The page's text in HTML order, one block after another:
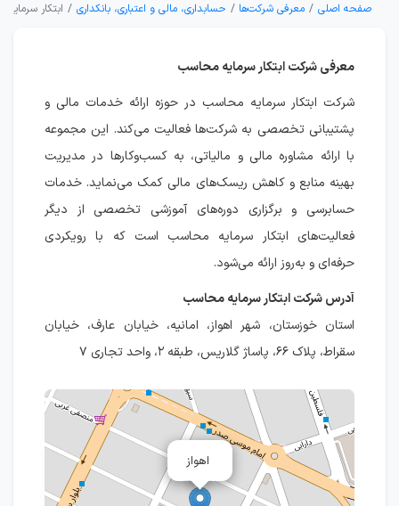
صفحه اصلی معرفی شرکت‌ها حسابداری، مالی و اعتباری، بانکداری ابتکار
معرفی شرکت ابتکار سرمایه محاسب
شرکت ابتکار سرمایه محاسب در حوزه ارائه خدمات مالی و
پشتیبانی تخصصی به شرکت‌ها فعالیت می‌کند. این مجموعه
با ارائه مشاوره مالی و مالیاتی، به کسب‌وکارها در مدیریت
بهینه منابع و کاهش ریسک‌های مالی کمک می‌نماید. خدمات
حسابرسی و برگزاری دوره‌های آموزشی تخصصی از دیگر
فعالیت‌های ابتکار سرمایه محاسب است که با رویکردی
حرفه‌ای و به‌روز ارائه می‌شود.
آدرس شرکت ابتکار سرمایه محاسب
استان خوزستان، شهر اهواز، امانیه، خیابان عارف، خیابان
سقراط، پلاک ۶۶، پاساژ گلاریس، طبقه ۲، واحد تجاری ۷
اهواز